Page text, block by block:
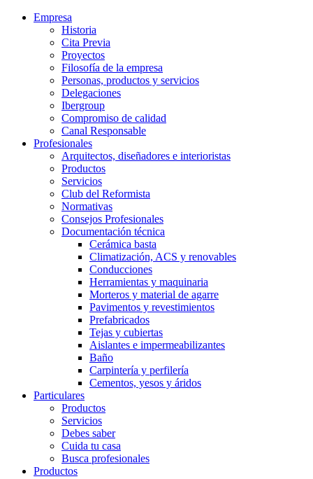
Empresa
Historia
Cita Previa
Proyectos
Filosofía de la empresa
Personas, productos y servicios
Delegaciones
Ibergroup
Compromiso de calidad
Canal Responsable
Profesionales
Arquitectos, diseñadores e interioristas
Productos
Servicios
Club del Reformista
Normativas
Consejos Profesionales
Documentación técnica
Cerámica basta
Climatización, ACS y renovables
Conducciones
Herramientas y maquinaria
Morteros y material de agarre
Pavimentos y revestimientos
Prefabricados
Tejas y cubiertas
Aislantes e impermeabilizantes
Baño
Carpintería y perfilería
Cementos, yesos y áridos
Particulares
Productos
Servicios
Debes saber
Cuida tu casa
Busca profesionales
Productos